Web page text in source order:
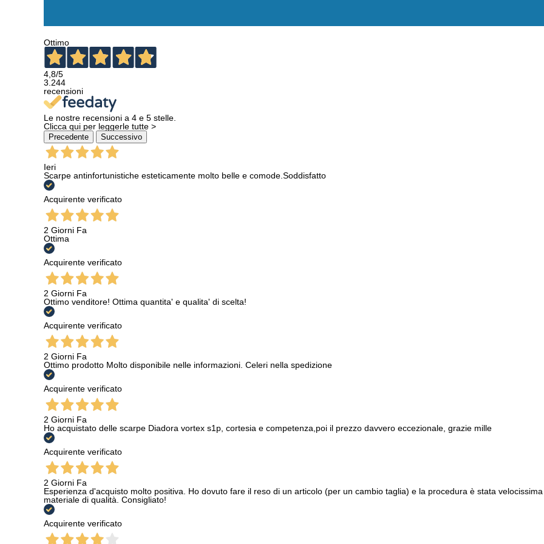
Ottimo
4,8/5
3.244
recensioni
Le nostre recensioni a 4 e 5 stelle.
Clicca qui per leggerle tutte >
Precedente Successivo
Ieri
Scarpe antinfortunistiche esteticamente molto belle e comode.Soddisfatto
Acquirente verificato
2 Giorni Fa
Ottima
Acquirente verificato
2 Giorni Fa
Ottimo venditore! Ottima quantita' e qualita' di scelta!
Acquirente verificato
2 Giorni Fa
Ottimo prodotto Molto disponibile nelle informazioni. Celeri nella spedizione
Acquirente verificato
2 Giorni Fa
Ho acquistato delle scarpe Diadora vortex s1p, cortesia e competenza,poi il prezzo davvero eccezionale, grazie mille
Acquirente verificato
2 Giorni Fa
Esperienza d'acquisto molto positiva. Ho dovuto fare il reso di un articolo (per un cambio taglia) e la procedura è stata
materiale di qualità. Consigliato!
Acquirente verificato